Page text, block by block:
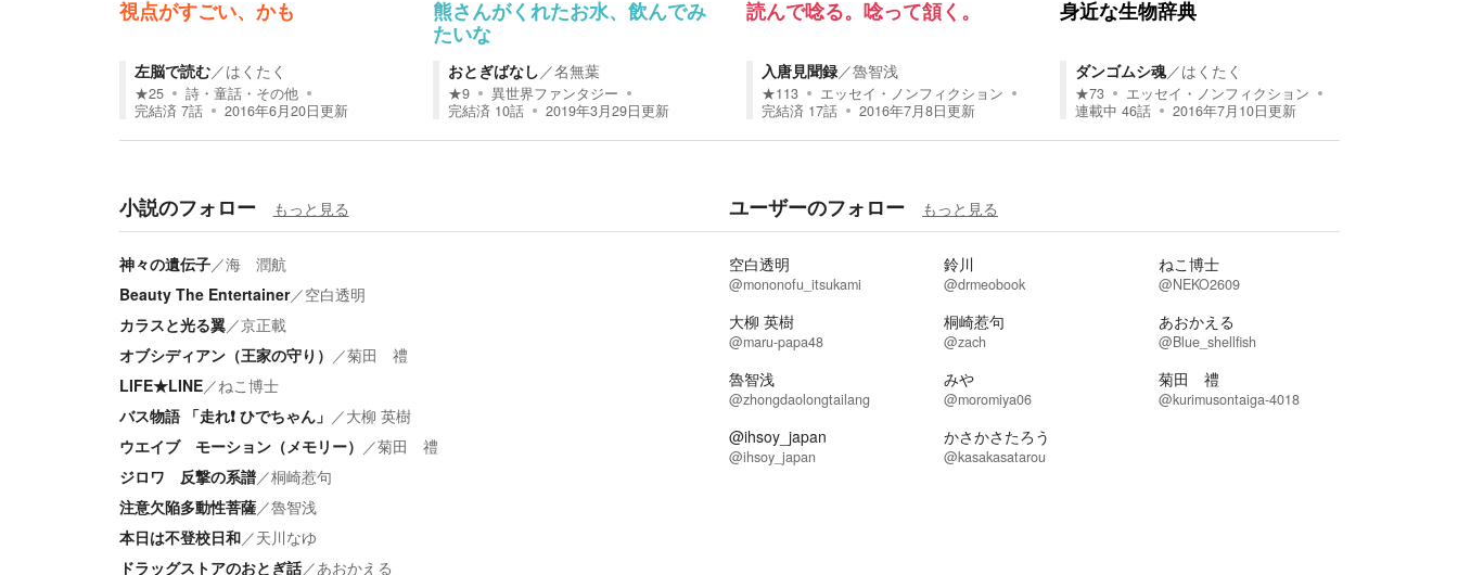
視点がすごい、かも
左脳で読む／はくたく
★25
詩・童話・その他
完結済 7話 2016年6月20日更新
熊さんがくれたお水、飲んでみ
たいな
おとぎばなし／名無葉
★9
異世界ファンタジー
完結済 10話 2019年3月29日更新
読んで唸る。唸って頷く。
入唐見聞録／魯智浅
★113
エッセイ・ノンフィクション
完結済 17話 2016年7月8日更新
身近な生物辞典
ダンゴムシ魂／はくたく
★73
エッセイ・ノンフィクション
連載中 46話 2016年7月10日更新
小説のフォロー もっと見る
神々の遺伝子／海 潤航
Beauty The Entertainer／空白透明
カラスと光る翼／京正載
オブシディアン（王家の守り） ／菊田 禮
LIFE★LINE／ねこ博士
バス物語 「走れ❗️ ひでちゃん」 ／大柳 英樹
ウエイブ モーション（メモリー） ／菊田 禮
ジロワ 反撃の系譜／桐崎惹句
注意欠陥多動性菩薩／魯智浅
本日は不登校日和／天川なゆ
ドラッグストアのおとぎ話／あおかえる
ユーザーのフォロー もっと見る
空白透明
@mononofu_itsukami
鈴川
@drmeobook
ねこ博士
@NEKO2609
大柳 英樹
@maru-papa48
桐崎惹句
@zach
あおかえる
@Blue_shellfish
魯智浅
@zhongdaolongtailang
みや
@moromiya06
菊田 禮
@kurimusontaiga-4018
@ihsoy_japan
@ihsoy_japan
かさかさたろう
@kasakasatarou